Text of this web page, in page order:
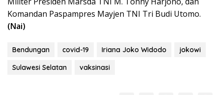
Komandan Paspampres Mayjen TNI Tri Budi Utomo.
(Nai)
Bendungan covid-19 Iriana Joko Widodo
jokowi
Sulawesi Selatan
vaksinasi